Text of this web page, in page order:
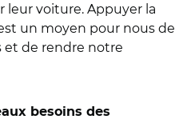
leur voiture. Appuyer la
un moyen pour nous de
et de rendre notre
besoins des